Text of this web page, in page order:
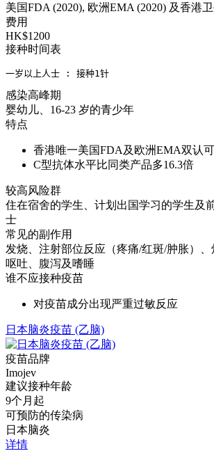
美国FDA (2020), 欧洲EMA (2020) 及香港
费用
HK$1200
接种时间表
一岁以上人士 : 接种1针
感染高峰期
婴幼儿、16-23 岁的青少年
特点
香港唯一美国FDA及欧洲EMA双认
C型抗体水平比同类产品多16.3倍
较高风险群
住在宿舍的学生、计划出国学习的学生及
士
常见的副作用
发烧、注射部位反应（疼痛/红斑/肿胀）、
呕吐、腹泻及嗜睡
谁不应接种疫苗
对疫苗成分出现严重过敏反应
日本脑炎疫苗 (乙脑)
疫苗品牌
Imojev
建议接种年龄
9个月起
可预防的传染病
日本脑炎
详情